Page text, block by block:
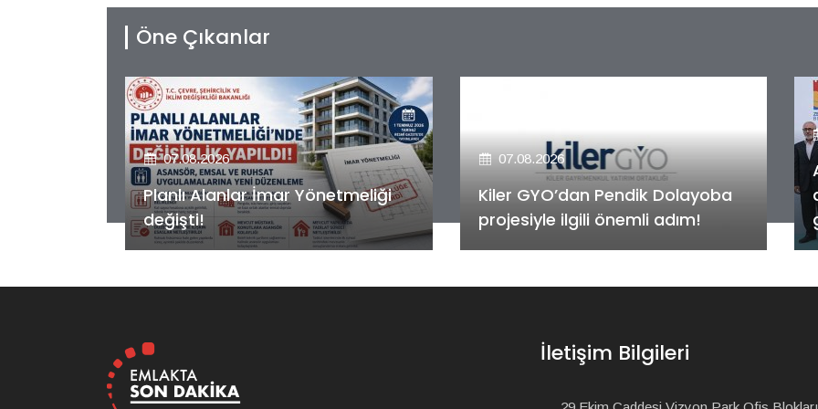
Öne Çıkanlar
07.08.2026
Kiler GYO’dan Pendik Dolayoba
projesiyle ilgili önemli adım!
07.08.2026
Alya Merkezefendi Konutları'nın
anahtar teslim töreni
gerçekleştirildi!
İletişim Bilgileri